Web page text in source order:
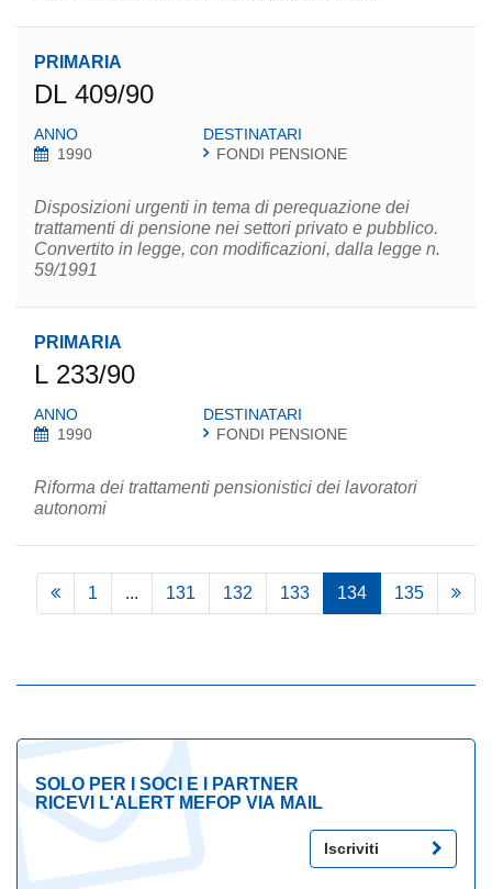
PRIMARIA
DL 409/90
ANNO
1990
DESTINATARI
FONDI PENSIONE
Disposizioni urgenti in tema di perequazione dei
trattamenti di pensione nei settori privato e pubblico.
Convertito in legge, con modificazioni, dalla legge n.
59/1991
PRIMARIA
L 233/90
ANNO
1990
DESTINATARI
FONDI PENSIONE
Riforma dei trattamenti pensionistici dei lavoratori
autonomi
1 ... 131 132 133 134 135
SOLO PER I SOCI E I PARTNER
RICEVI L'ALERT MEFOP VIA MAIL
Iscriviti